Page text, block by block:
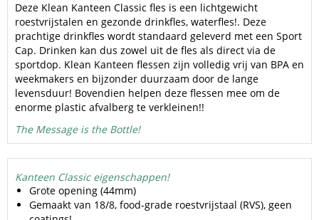
Deze Klean Kanteen Classic fles is een lichtgewicht
roestvrijstalen en gezonde drinkfles, waterfles!. Deze
prachtige drinkfles wordt standaard geleverd met een Sport
Cap. Drinken kan dus zowel uit de fles als direct via de
sportdop. Klean Kanteen flessen zijn volledig vrij van BPA en
weekmakers en bijzonder duurzaam door de lange
levensduur! Bovendien helpen deze flessen mee om de
enorme plastic afvalberg te verkleinen!!
The Message is the Bottle!
Kanteen Classic eigenschappen!
Grote opening (44mm)
Gemaakt van 18/8, food-grade roestvrijstaal (RVS), geen